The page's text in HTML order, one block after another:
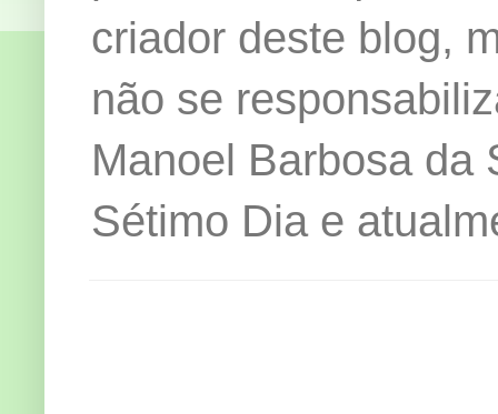
criador deste blog,
não se
Manoel Barbosa da
Sétimo Dia e